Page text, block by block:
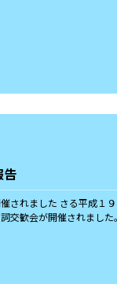
告
されました さる平成１
交歓会が開催されました